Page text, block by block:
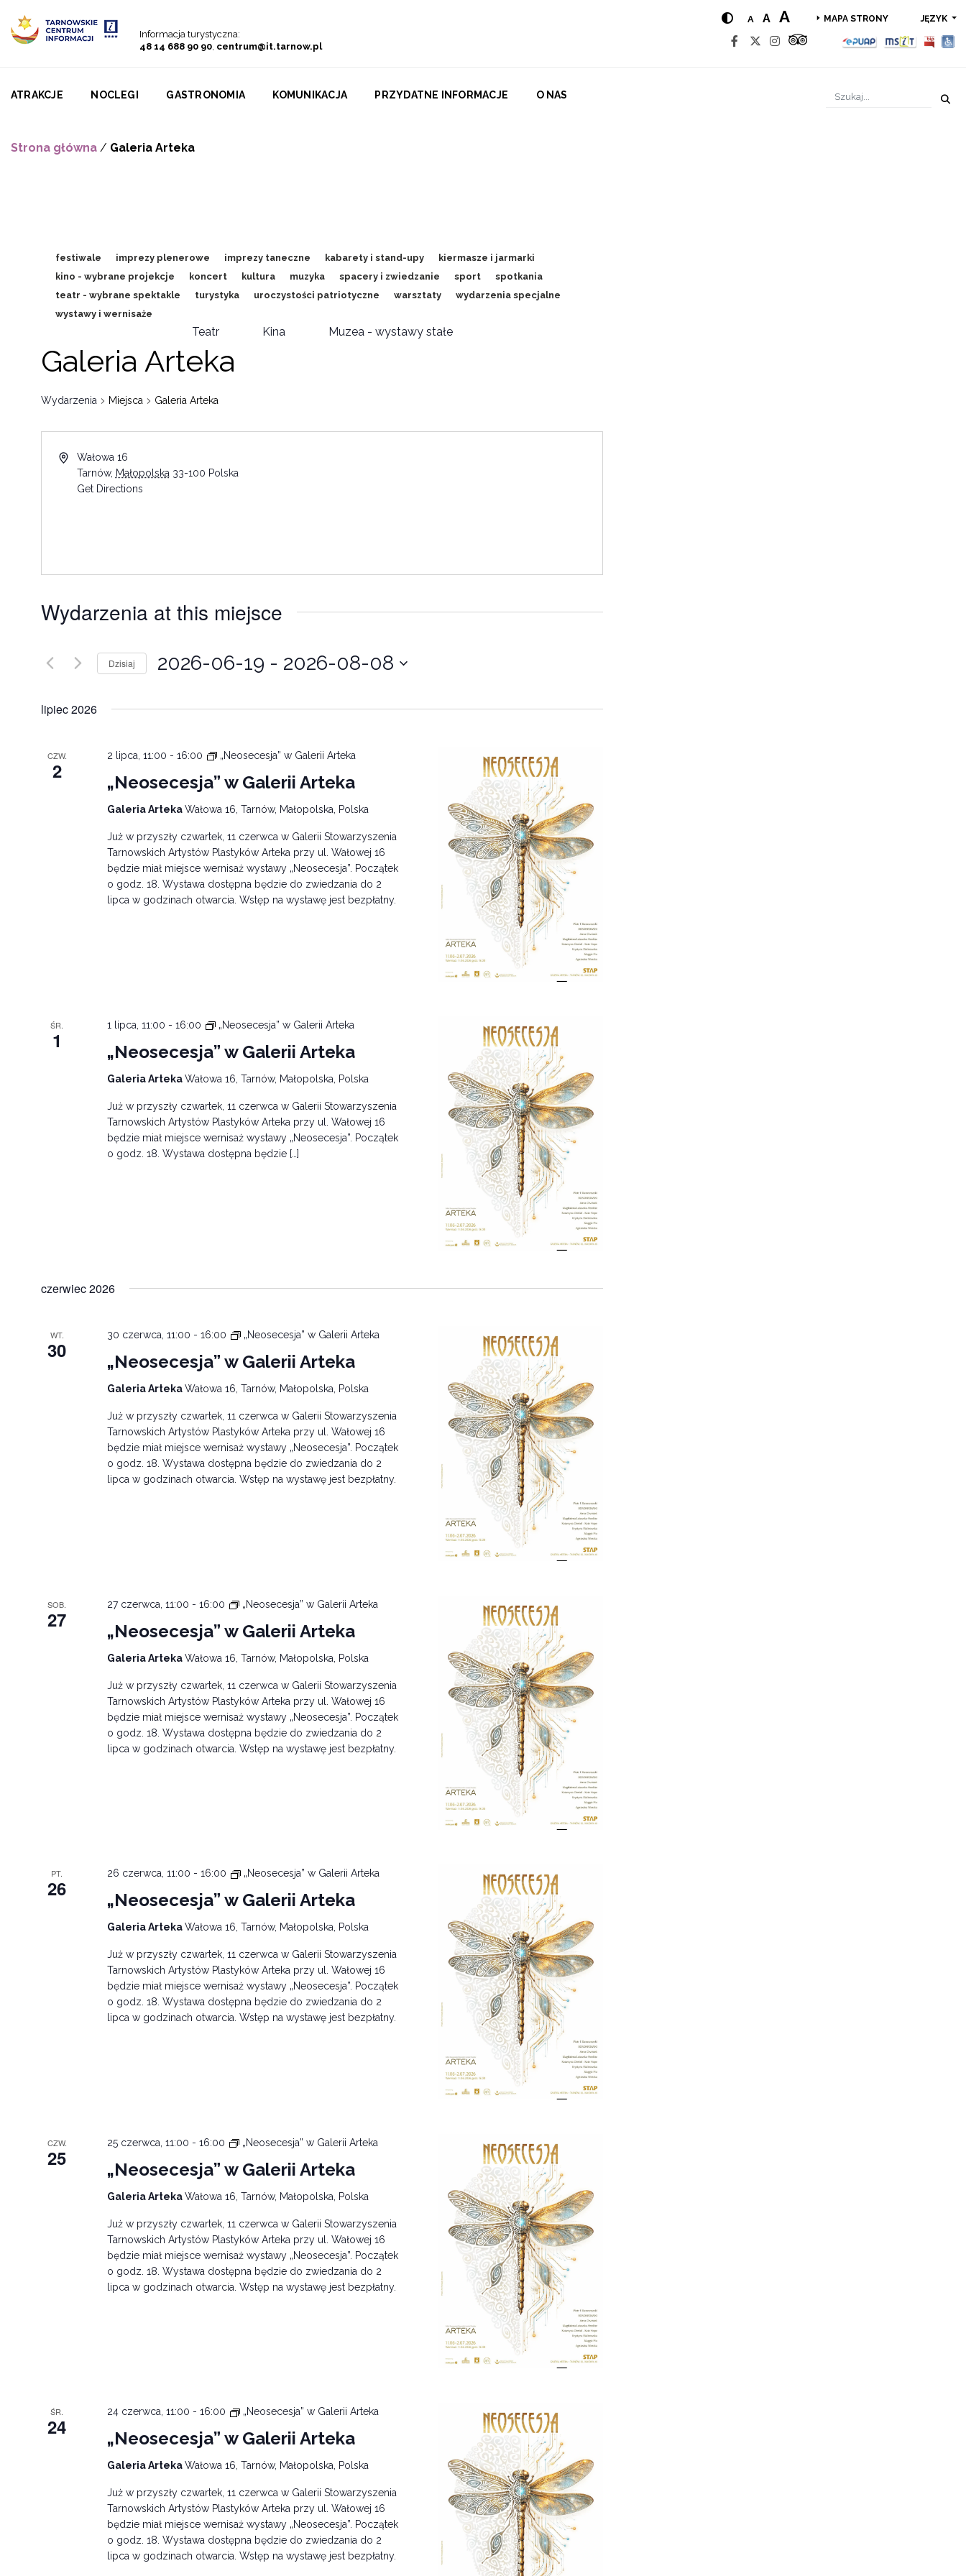
Informacja turystyczna:
48 14 688 90 90, centrum@it.tarnow.pl
A A A MAPA STRONY JĘZYK
ATRAKCJE NOCLEGI GASTRONOMIA KOMUNIKACJA PRZYDATNE INFORMACJE O NAS
Strona główna / Galeria Arteka
festiwale imprezy plenerowe imprezy taneczne kabarety i stand-upy
kiermasze i jarmarki
kino - wybrane projekcje
koncert kultura muzyka spacery i zwiedzanie sport
spotkania
teatr - wybrane spektakle
turystyka uroczystości patriotyczne warsztaty
wydarzenia specjalne
wystawy i wernisaże
Teatr Kina Muzea - wystawy stałe
Galeria Arteka
Wydarzenia Miejsca Galeria Arteka
Wałowa 16
Tarnów, Małopolska 33-100 Polska
Get Directions
Wydarzenia at this miejsce
Dzisiaj 2026-06-19 - 2026-08-08
lipiec 2026
CZW.
2
2 lipca, 11:00 -16:00 „Neosecesja” w Galerii Arteka
„Neosecesja” w Galerii Arteka
Galeria ArtekaWałowa 16, Tarnów, Małopolska, Polska
Już w przyszły czwartek, 11 czerwca w Galerii Stowarzyszenia
Tarnowskich Artystów Plastyków Arteka przy ul. Wałowej 16
będzie miał miejsce wernisaż wystawy „Neosecesja”. Początek
o godz. 18. Wystawa dostępna będzie do zwiedzania do 2
lipca w godzinach otwarcia. Wstęp na wystawę jest bezpłatny.
ŚR.
1
1 lipca, 11:00 -16:00 „Neosecesja” w Galerii Arteka
„Neosecesja” w Galerii Arteka
Galeria ArtekaWałowa 16, Tarnów, Małopolska, Polska
Już w przyszły czwartek, 11 czerwca w Galerii Stowarzyszenia
Tarnowskich Artystów Plastyków Arteka przy ul. Wałowej 16
będzie miał miejsce wernisaż wystawy „Neosecesja”. Początek
o godz. 18. Wystawa dostępna będzie […]
czerwiec 2026
WT.
30
30 czerwca, 11:00 -16:00 „Neosecesja” w Galerii Arteka
„Neosecesja” w Galerii Arteka
Galeria ArtekaWałowa 16, Tarnów, Małopolska, Polska
Już w przyszły czwartek, 11 czerwca w Galerii Stowarzyszenia
Tarnowskich Artystów Plastyków Arteka przy ul. Wałowej 16
będzie miał miejsce wernisaż wystawy „Neosecesja”. Początek
o godz. 18. Wystawa dostępna będzie do zwiedzania do 2
lipca w godzinach otwarcia. Wstęp na wystawę jest bezpłatny.
SOB.
27
27 czerwca, 11:00 -16:00 „Neosecesja” w Galerii Arteka
„Neosecesja” w Galerii Arteka
Galeria ArtekaWałowa 16, Tarnów, Małopolska, Polska
Już w przyszły czwartek, 11 czerwca w Galerii Stowarzyszenia
Tarnowskich Artystów Plastyków Arteka przy ul. Wałowej 16
będzie miał miejsce wernisaż wystawy „Neosecesja”. Początek
o godz. 18. Wystawa dostępna będzie do zwiedzania do 2
lipca w godzinach otwarcia. Wstęp na wystawę jest bezpłatny.
PT.
26
26 czerwca, 11:00 -16:00 „Neosecesja” w Galerii Arteka
„Neosecesja” w Galerii Arteka
Galeria ArtekaWałowa 16, Tarnów, Małopolska, Polska
Już w przyszły czwartek, 11 czerwca w Galerii Stowarzyszenia
Tarnowskich Artystów Plastyków Arteka przy ul. Wałowej 16
będzie miał miejsce wernisaż wystawy „Neosecesja”. Początek
o godz. 18. Wystawa dostępna będzie do zwiedzania do 2
lipca w godzinach otwarcia. Wstęp na wystawę jest bezpłatny.
CZW.
25
25 czerwca, 11:00 -16:00 „Neosecesja” w Galerii Arteka
„Neosecesja” w Galerii Arteka
Galeria ArtekaWałowa 16, Tarnów, Małopolska, Polska
Już w przyszły czwartek, 11 czerwca w Galerii Stowarzyszenia
Tarnowskich Artystów Plastyków Arteka przy ul. Wałowej 16
będzie miał miejsce wernisaż wystawy „Neosecesja”. Początek
o godz. 18. Wystawa dostępna będzie do zwiedzania do 2
lipca w godzinach otwarcia. Wstęp na wystawę jest bezpłatny.
ŚR.
24
24 czerwca, 11:00 -16:00 „Neosecesja” w Galerii Arteka
„Neosecesja” w Galerii Arteka
Galeria ArtekaWałowa 16, Tarnów, Małopolska, Polska
Już w przyszły czwartek, 11 czerwca w Galerii Stowarzyszenia
Tarnowskich Artystów Plastyków Arteka przy ul. Wałowej 16
będzie miał miejsce wernisaż wystawy „Neosecesja”. Początek
o godz. 18. Wystawa dostępna będzie do zwiedzania do 2
lipca w godzinach otwarcia. Wstęp na wystawę jest bezpłatny.